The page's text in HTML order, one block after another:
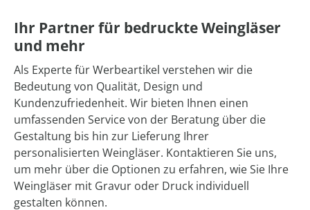
Ihr Partner für bedruckte Weingläser
und mehr
Als Experte für Werbeartikel verstehen wir die
Bedeutung von Qualität, Design und
Kundenzufriedenheit. Wir bieten Ihnen einen
umfassenden Service von der Beratung über die
Gestaltung bis hin zur Lieferung Ihrer
personalisierten Weingläser. Kontaktieren Sie uns,
um mehr über die Optionen zu erfahren, wie Sie Ihre
Weingläser mit Gravur oder Druck individuell
gestalten können.